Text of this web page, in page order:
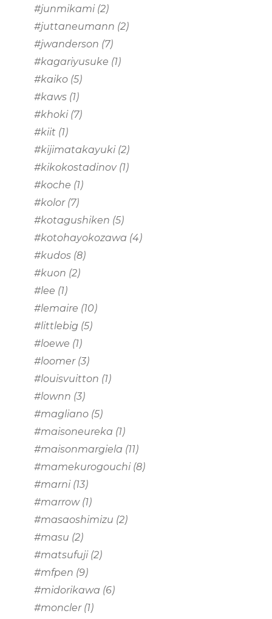
#junmikami (2)
#juttaneumann (2)
#jwanderson (7)
#kagariyusuke (1)
#kaiko (5)
#kaws (1)
#khoki (7)
#kiit (1)
#kijimatakayuki (2)
#kikokostadinov(1)
#koche (1)
#kolor(7)
#kotagushiken (5)
#kotohayokozawa (4)
#kudos (8)
#kuon (2)
#lee (1)
#lemaire (10)
#littlebig (5)
#loewe (1)
#loomer(3)
#louisvuitton (1)
#lownn (3)
#magliano (5)
#maisoneureka (1)
#maisonmargiela (11)
#mamekurogouchi (8)
#marni (13)
#marrow(1)
#masaoshimizu (2)
#masu (2)
#matsufuji (2)
#mfpen (9)
#midorikawa (6)
#moncler(1)